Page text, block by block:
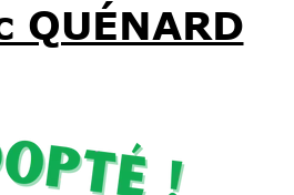
QUÉNARD